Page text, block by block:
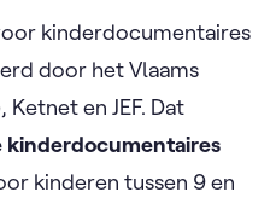
kinderdocumentaires
door het Vlaams
Ketnet en JEF. Dat
kinderdocumentaires
kinderen tussen 9 en